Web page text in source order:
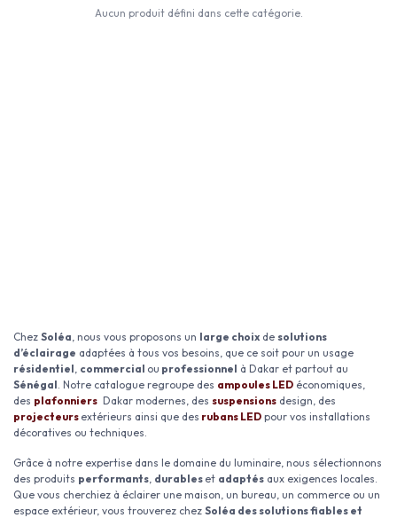
Aucun produit défini dans cette catégorie.
Chez Soléa, nous vous proposons un large choix de solutions
d’éclairage adaptées à tous vos besoins, que ce soit pour un usage
résidentiel, commercial ou professionnel à Dakar et partout au
Sénégal. Notre catalogue regroupe des ampoules LED économiques,
des plafonniers Dakar modernes, des suspensions design, des
projecteurs extérieurs ainsi que des rubans LED pour vos installations
décoratives ou techniques.
Grâce à notre expertise dans le domaine du luminaire, nous sélectionnons
des produits performants, durables et adaptés aux exigences locales.
Que vous cherchiez à éclairer une maison, un bureau, un commerce ou un
espace extérieur, vous trouverez chez Soléa des solutions fiables et